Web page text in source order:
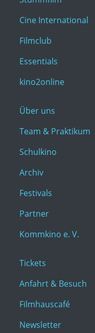
Cine International
Filmclub
Essentials
kino2online
Über uns
Team & Praktikum
Schulkino
Archiv
Festivals
Partner
Kommkino e. V.
Tickets
Anfahrt & Besuch
Filmhauscafé
Newsletter